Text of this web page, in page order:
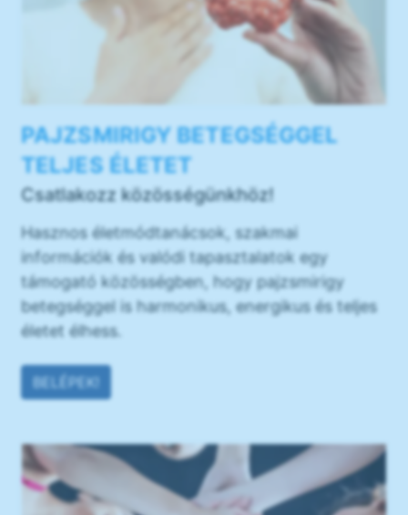
PAJZSMIRIGY BETEGSÉGGEL
TELJES ÉLETET
Csatlakozz közösségünkhöz!
Hasznos életmódtanácsok, szakmai
információk és valódi tapasztalatok egy
támogató közösségben, hogy pajzsmirigy
betegséggel is harmonikus, energikus és teljes
életet élhess.
BELÉPEK!